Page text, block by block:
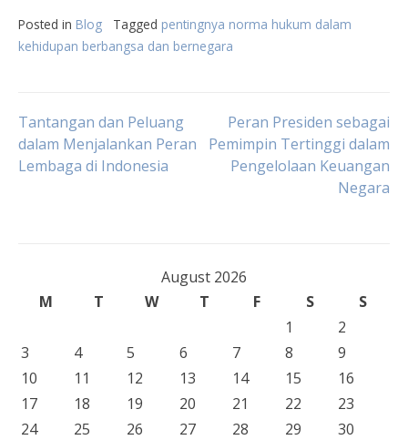
Posted in Blog Tagged pentingnya norma hukum dalam
kehidupan berbangsa dan bernegara
Post
navigation
Tantangan dan Peluang
dalam Menjalankan Peran
Lembaga di Indonesia
Peran Presiden sebagai
Pemimpin Tertinggi dalam
Pengelolaan Keuangan
Negara
August 2026
M
T W T F S
S
1
2
3
4 5 6 7 8
9
10
11 12 13 14 15
16
17
18 19 20 21 22
23
24
25 26 27 28 29
30